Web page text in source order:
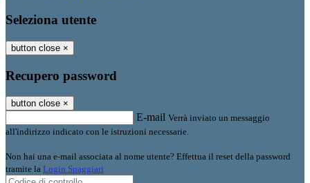
Seleziona utente
button close ×
Recupero password
button close ×
E-mail Verrà inviato un messaggio
all'indirizzo indicato con le istruzioni necessarie.
Non hai una e-mail associata al nome utente? Effettua il reset della password
tramite la Login Spaggiari